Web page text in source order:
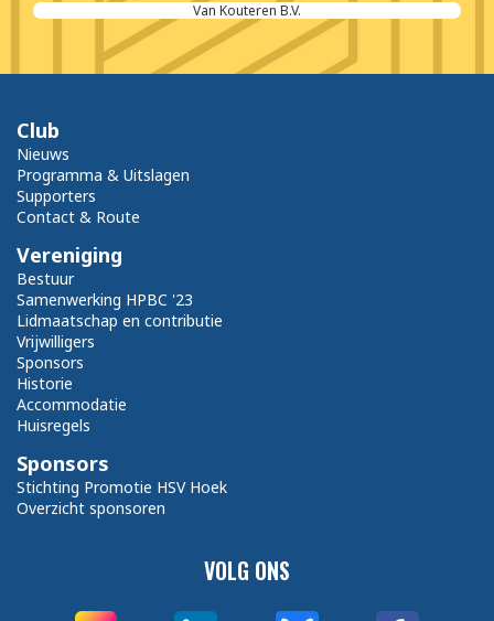
Kinderopvang Zeeuws-Vlaanderen
VOLG ONS
Club
Nieuws
Programma & Uitslagen
Supporters
Contact & Route
Vereniging
Bestuur
Samenwerking HPBC '23
Lidmaatschap en contributie
Vrijwilligers
Sponsors
Historie
Accommodatie
Huisregels
Sponsors
Stichting Promotie HSV Hoek
Overzicht sponsoren